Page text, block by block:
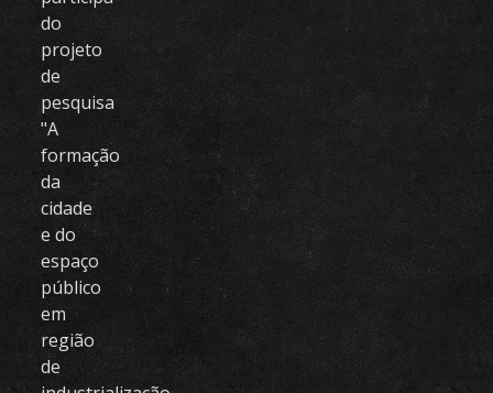
do
projeto
de
pesquisa
"A
formação
da
cidade
e do
espaço
público
em
região
de